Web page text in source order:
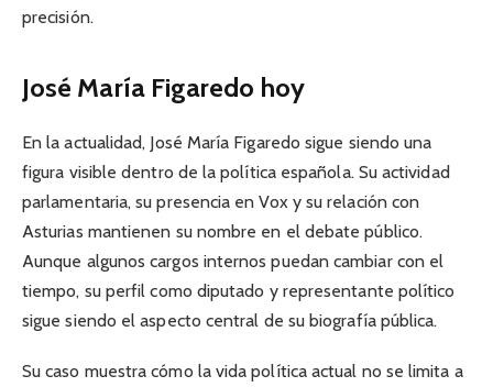
precisión.
José María Figaredo hoy
En la actualidad, José María Figaredo sigue siendo una
figura visible dentro de la política española. Su actividad
parlamentaria, su presencia en Vox y su relación con
Asturias mantienen su nombre en el debate público.
Aunque algunos cargos internos puedan cambiar con el
tiempo, su perfil como diputado y representante político
sigue siendo el aspecto central de su biografía pública.
Su caso muestra cómo la vida política actual no se limita a